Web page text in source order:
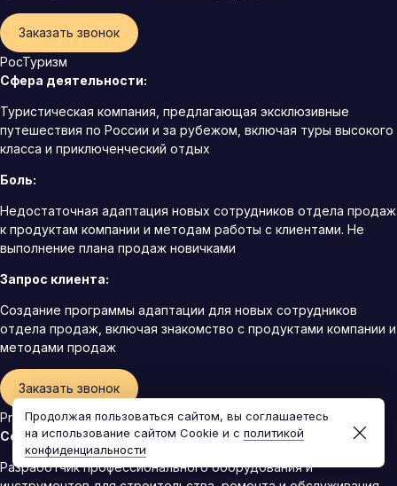
Заказать звонок
РосТуризм
Сфера деятельности:
Туристическая компания, предлагающая эксклюзивные
путешествия по России и за рубежом, включая туры высокого
класса и приключенческий отдых
Боль:
Недостаточная адаптация новых сотрудников отдела продаж
к продуктам компании и методам работы с клиентами. Не
выполнение плана продаж новичками
Запрос клиента:
Создание программы адаптации для новых сотрудников
отдела продаж, включая знакомство с продуктами компании и
методами продаж
Заказать звонок
ProfiTech
Сфера деятельности:
Разработчик профессионального оборудования и
Продолжая пользоваться сайтом, вы соглашаетесь
на использование сайтом Cookie и с политикой
конфиденциальности